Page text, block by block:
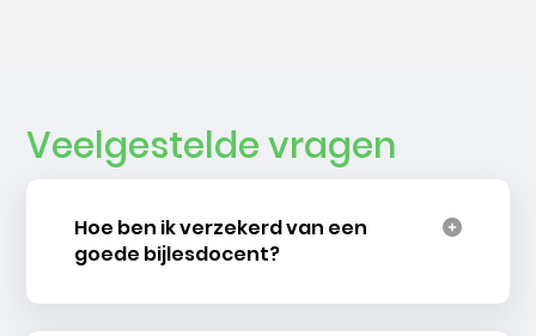
Veelgestelde vragen
Hoe ben ik verzekerd van een
goede bijlesdocent?